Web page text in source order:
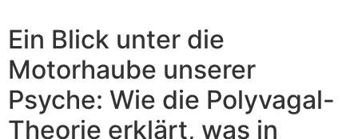
Ein Blick unter die
Motorhaube unserer
Psyche: Wie die Polyvagal-
Theorie erklärt, was in